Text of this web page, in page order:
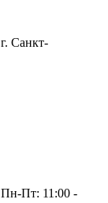
г. Санкт-
Пн-Пт: 11:00 -